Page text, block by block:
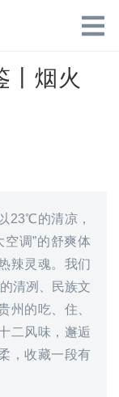
丨烟火
23℃的清凉，
调”的舒爽体
辣灵魂。我们
清冽、民族文
州的吃、住、
二风味，邂逅
，收藏一段有